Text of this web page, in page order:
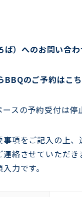
ば）へのお問い合
BBQのご予約はこ
スの予約受付は停
項をご記入の上、
絡させていただき
力です。